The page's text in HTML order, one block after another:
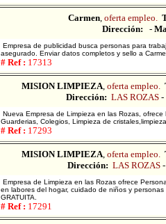
Carmen, oferta empleo.
Dirección:
-
Empresa de publicidad busca personas para
asegurado. Enviar datos completos y sello a
# Ref : 17313
MISION LIMPIEZA, oferta empleo.
Dirección: LAS ROZAS -
Nueva Empresa de Limpieza en las Rozas,
Guarderias, Colegios, Limpieza de
# Ref : 17293
MISION LIMPIEZA, oferta empleo.
Dirección: LAS ROZAS
Empresa de Limpieza en las Rozas ofrece
en labores del hogar, cuidado de niños y
GRATUITA.
# Ref : 17291